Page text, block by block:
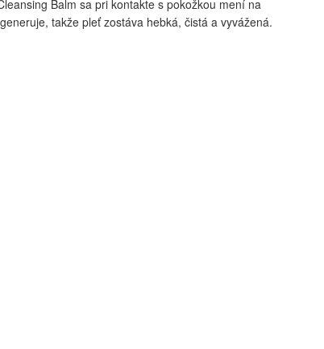
Balm sa pri kontakte s pokožkou mení na
takže pleť zostáva hebká, čistá a vyvážená.